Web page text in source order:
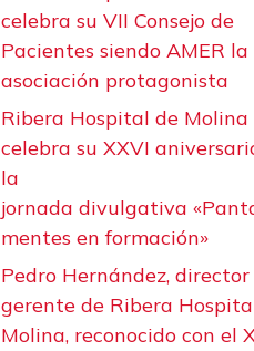
celebra su VII Consejo de
Pacientes siendo AMER la
asociación protagonista
Ribera Hospital de Molina
celebra su XXVI
la
jornada divulgativa
mentes en formación»
Pedro Hernández, director
gerente de Ribera
Molina, reconocido con el